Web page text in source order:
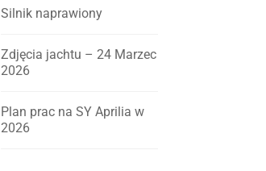
Silnik naprawiony
Zdjęcia jachtu – 24 Marzec
2026
Plan prac na SY Aprilia w
2026